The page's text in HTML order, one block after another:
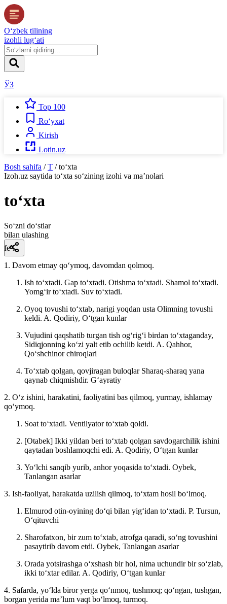
O‘zbek tilining
izohli lug‘ati
ЎЗ
Top 100
Ro‘yxat
Kirish
Lotin.uz
Bosh sahifa / T / to‘xta
Izoh.uz saytida to‘xta so‘zining izohi va ma’nolari
to‘xta
So‘zni do‘stlar
bilan ulashing
fe’l
1. Davom etmay qoʻymoq, davomdan qolmoq.
Ish toʻxtadi. Gap toʻxtadi. Otishma toʻxtadi. Shamol toʻxtadi.
Yomgʻir toʻxtadi. Suv toʻxtadi.
Oyoq tovushi toʻxtab, narigi yoqdan usta Olimning tovushi
keldi. A. Qodiriy, Oʻtgan kunlar
Vujudini qaqshatib turgan tish ogʻrigʻi birdan toʻxtaganday,
Sidiqjonning koʻzi yalt etib ochilib ketdi. A. Qahhor,
Qoʻshchinor chiroqlari
Toʻxtab qolgan, qovjiragan buloqlar Sharaq-sharaq yana
qaynab chiqmishdir. Gʻayratiy
2. Oʻz ishini, harakatini, faoliyatini bas qilmoq, yurmay, ishlamay
qoʻymoq.
Soat toʻxtadi. Ventilyator toʻxtab qoldi.
[Otabek] Ikki yildan beri toʻxtab qolgan savdogarchilik ishini
qaytadan boshlamoqchi edi. A. Qodiriy, Oʻtgan kunlar
Yoʻlchi sanqib yurib, anhor yoqasida toʻxtadi. Oybek,
Tanlangan asarlar
3. Ish-faoliyat, harakatda uzilish qilmoq, toʻxtam hosil boʻlmoq.
Elmurod otin-oyining doʻqi bilan yigʻidan toʻxtadi. P. Tursun,
Oʻqituvchi
Sharofatxon, bir zum toʻxtab, atrofga qaradi, soʻng tovushini
pasaytirib davom etdi. Oybek, Tanlangan asarlar
Orada yotsirashga oʻxshash bir hol, nima uchundir bir soʻzlab,
ikki toʻxtar edilar. A. Qodiriy, Oʻtgan kunlar
4. Safarda, yoʻlda biror yerga qoʻnmoq, tushmoq; qoʻngan, tushgan,
borgan yerida maʼlum vaqt boʻlmoq, turmoq.